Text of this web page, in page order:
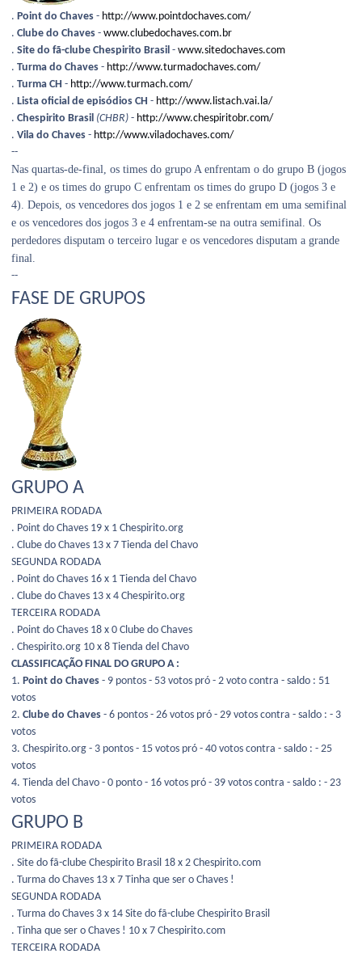
. Point do Chaves - http://www.pointdochaves.com/
. Clube do Chaves - www.clubedochaves.com.br
. Site do fã-clube Chespirito Brasil - www.sitedochaves.com
. Turma do Chaves - http://www.turmadochaves.com/
. Turma CH - http://www.turmach.com/
. Lista oficial de episódios CH - http://www.listach.vai.la/
. Chespirito Brasil (CHBR) - http://www.chespiritobr.com/
. Vila do Chaves - http://www.viladochaves.com/
--
Nas quartas-de-final, os times do grupo A enfrentam o do grupo B (jogos
1 e 2) e os times do grupo C enfrentam os times do grupo D (jogos 3 e
4). Depois, os vencedores dos jogos 1 e 2 se enfrentam em uma semifinal
e os vencedores dos jogos 3 e 4 enfrentam-se na outra semifinal. Os
perdedores disputam o terceiro lugar e os vencedores disputam a grande
final.
--
FASE DE GRUPOS
GRUPO A
PRIMEIRA RODADA
. Point do Chaves 19 x 1 Chespirito.org
. Clube do Chaves 13 x 7 Tienda del Chavo
SEGUNDA RODADA
. Point do Chaves 16 x 1 Tienda del Chavo
. Clube do Chaves 13 x 4 Chespirito.org
TERCEIRA RODADA
. Point do Chaves 18 x 0 Clube do Chaves
. Chespirito.org 10 x 8 Tienda del Chavo
CLASSIFICAÇÃO FINAL DO GRUPO A :
1. Point do Chaves - 9 pontos - 53 votos pró - 2 voto contra - saldo : 51
votos
2. Clube do Chaves - 6 pontos - 26 votos pró - 29 votos contra - saldo : - 3
votos
3. Chespirito.org - 3 pontos - 15 votos pró - 40 votos contra - saldo : - 25
votos
4. Tienda del Chavo - 0 ponto - 16 votos pró - 39 votos contra - saldo : - 23
votos
GRUPO B
PRIMEIRA RODADA
. Site do fã-clube Chespirito Brasil 18 x 2 Chespirito.com
. Turma do Chaves 13 x 7 Tinha que ser o Chaves !
SEGUNDA RODADA
. Turma do Chaves 3 x 14 Site do fã-clube Chespirito Brasil
. Tinha que ser o Chaves ! 10 x 7 Chespirito.com
TERCEIRA RODADA